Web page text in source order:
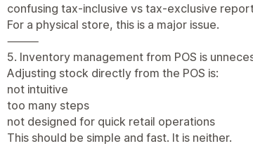
confusing tax-inclusive vs tax-exclusive
For a physical store, this is a major issue.
⸻
5. Inventory management from POS is
Adjusting stock directly from the POS is:
not intuitive
too many steps
not designed for quick retail operations
This should be simple and fast. It is neither.